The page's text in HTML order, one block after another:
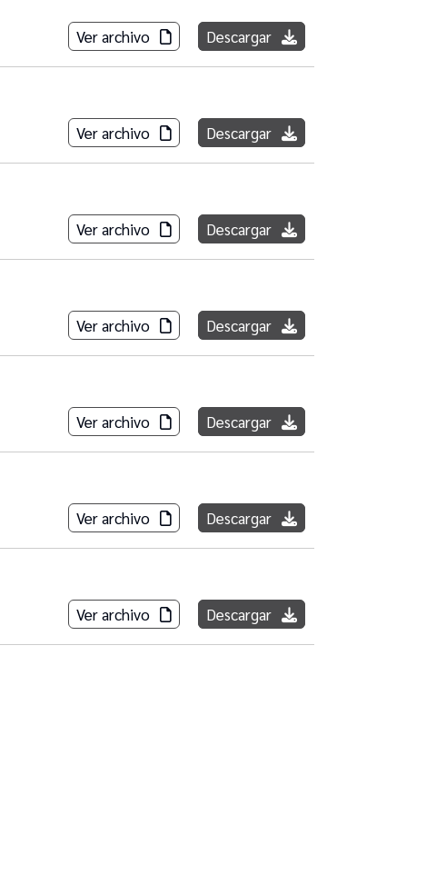
Ver archivo Descargar
Ver archivo Descargar
Ver archivo Descargar
Ver archivo Descargar
Ver archivo Descargar
Ver archivo Descargar
Ver archivo Descargar